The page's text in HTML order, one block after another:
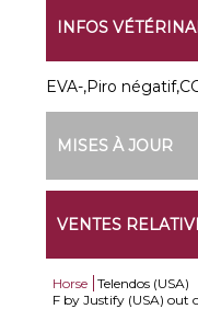
INFOS
EVA-,Piro
MISES À JOUR
VENTES
Horse
Telendos (USA)
F by Justify (USA) out